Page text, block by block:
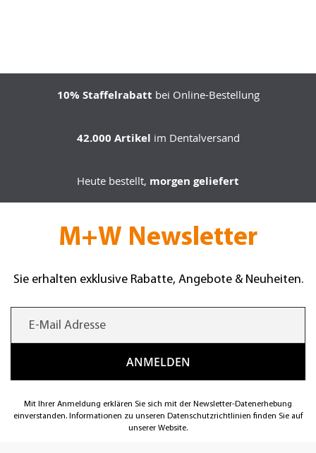
10% Staffelrabatt bei Online-Bestellung
42.000 Artikel im Dentalversand
Heute bestellt, morgen geliefert
M+W Newsletter
Sie erhalten exklusive Rabatte, Angebote & Neuheiten.
Mit Ihrer Anmeldung erklären Sie sich mit der Newsletter-Datenerhebung
einverstanden. Informationen zu unseren Datenschutzrichtlinien finden Sie auf
unserer Website.